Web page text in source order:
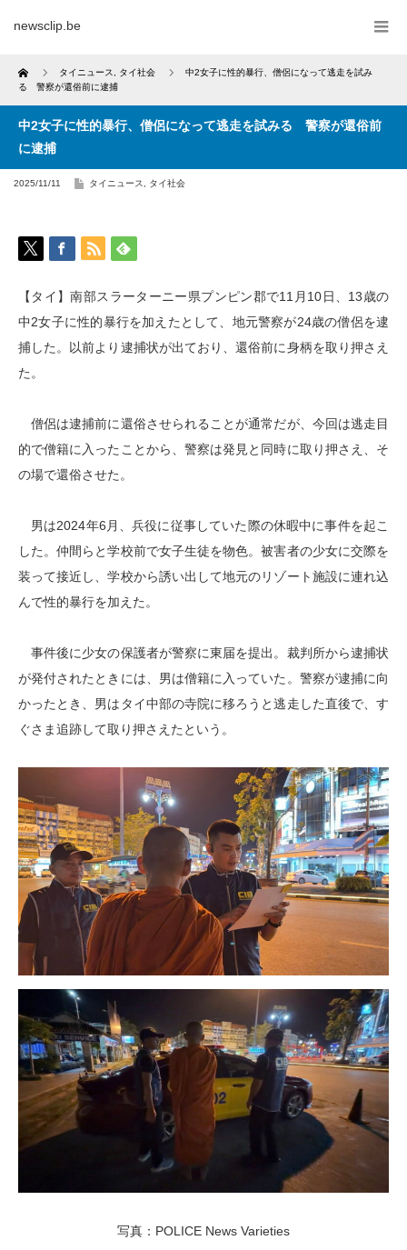
newsclip.be
Home タイニュース タイ社会
中2女子に性的暴行、僧侶になって逃走を試み
る 警察が還俗前に逮捕
中2女子に性的暴行、僧侶になって逃走を試みる 警察が還俗前
に逮捕
2025/11/11 タイニュース タイ社会
【タイ】南部スラーターニー県プンピン郡で11月10日、13歳の
中2女子に性的暴行を加えたとして、地元警察が24歳の僧侶を逮
捕した。以前より逮捕状が出ており、還俗前に身柄を取り押さえ
た。
僧侶は逮捕前に還俗させられることが通常だが、今回は逃走目
的で僧籍に入ったことから、警察は発見と同時に取り押さえ、そ
の場で還俗させた。
男は2024年6月、兵役に従事していた際の休暇中に事件を起こ
した。仲間らと学校前で女子生徒を物色。被害者の少女に交際を
装って接近し、学校から誘い出して地元のリゾート施設に連れ込
んで性的暴行を加えた。
事件後に少女の保護者が警察に東届を提出。裁判所から逮捕状
が発付されたときには、男は僧籍に入っていた。警察が逮捕に向
かったとき、男はタイ中部の寺院に移ろうと逃走した直後で、す
ぐさま追跡して取り押さえたという。
写真：POLICE News Varieties